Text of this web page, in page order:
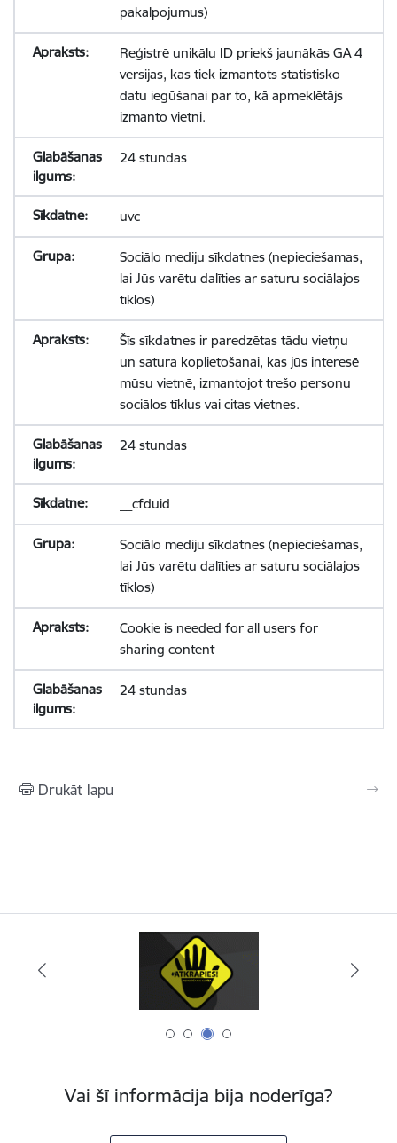
pakalpojumus)
Reģistrē unikālu ID priekš jaunākās GA 4
versijas, kas tiek izmantots statistisko
datu iegūšanai par to, kā apmeklētājs
izmanto vietni.
24 stundas
uvc
Sociālo mediju sīkdatnes (nepieciešamas,
lai Jūs varētu dalīties ar saturu sociālajos
tīklos)
Šīs sīkdatnes ir paredzētas tādu vietņu
un satura koplietošanai, kas jūs interesē
mūsu vietnē, izmantojot trešo personu
sociālos tīklus vai citas vietnes.
24 stundas
__cfduid
Sociālo mediju sīkdatnes (nepieciešamas,
lai Jūs varētu dalīties ar saturu sociālajos
tīklos)
Cookie is needed for all users for
sharing content
24 stundas
Drukāt lapu
Vai šī informācija bija noderīga?